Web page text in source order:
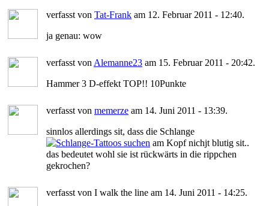
verfasst von Tat-Frank am 12. Februar 2011 - 12:40.
ja genau: wow
verfasst von Alemanne23 am 15. Februar 2011 - 20:42.
Hammer 3 D-effekt TOP!! 10Punkte
verfasst von memerze am 14. Juni 2011 - 13:39.
sinnlos allerdings sit, dass die Schlange
am Kopf nichjt blutig sit..
das bedeutet wohl sie ist rückwärts in die rippchen
gekrochen?
verfasst von I walk the line am 14. Juni 2011 - 14:25.